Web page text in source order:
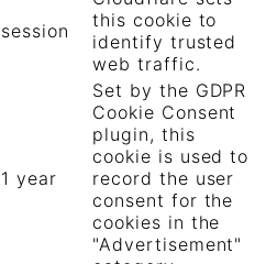
session
this cookie to
identify trusted
web traffic.
1 year
Set by the GDPR
Cookie Consent
plugin, this
cookie is used to
record the user
consent for the
cookies in the
"Advertisement"